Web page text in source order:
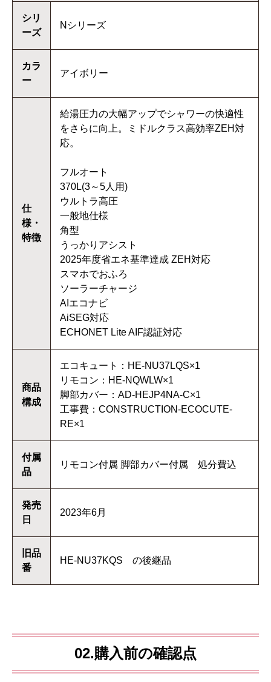
シリ
ーズ
Nシリーズ
カラ
ー
アイボリー
仕
様・
特徴
給湯圧力の大幅アップでシャワーの快適性
をさらに向上。ミドルクラス高効率ZEH対
応。
フルオート
370L(3～5人用)
ウルトラ高圧
一般地仕様
角型
うっかりアシスト
2025年度省エネ基準達成 ZEH対応
スマホでおふろ
ソーラーチャージ
AIエコナビ
AiSEG対応
ECHONET Lite AIF認証対応
商品
構成
エコキュート：HE-NU37LQS×1
リモコン：HE-NQWLW×1
脚部カバー：AD-HEJP4NA-C×1
工事費：CONSTRUCTION-ECOCUTE-
RE×1
付属
品
リモコン付属 脚部カバー付属 処分費込
発売
日
2023年6月
旧品
番
HE-NU37KQS の後継品
02.購入前の確認点